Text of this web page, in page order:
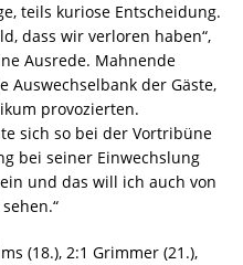
teils kuriose Entscheidung.
dass wir verloren haben“,
Ausrede. Mahnende
der Gäste,
provozierten.
sich so bei der Vortribüne
bei seiner Einwechslung
und das will ich auch von
(18.), 2:1 Grimmer (21.),